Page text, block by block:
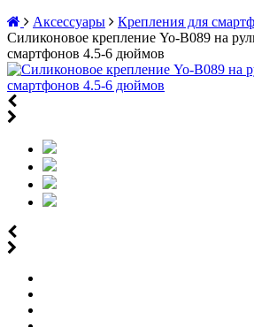
Аксессуары
Крепления для
Силиконовое крепление Yo-B089 на
смартфонов 4.5-6 дюймов